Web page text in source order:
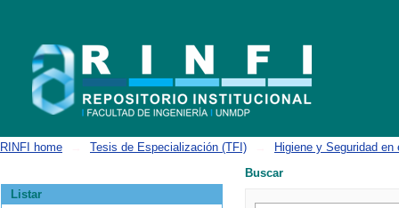
RINFI home Tesis de Especialización (TFI)
Higiene y Seguridad en
Buscar
Listar